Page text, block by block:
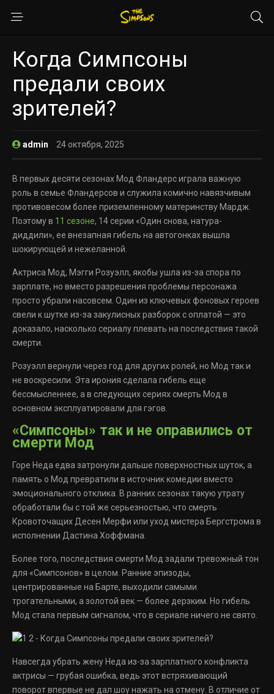
Когда Симпсоны
предали своих
зрителей?
admin 24 октября, 2025
В первых десяти сезонах Мод Фландерс играла важную
роль в семье Фландерсов и служила комично навязчивым
противовесом более приземленному материнству Мардж.
Поэтому в 11 сезоне, 14 серии «Один снова, натура-
диддили», ее внезапная гибель на автогонках вышла
шокирующей и нежеланной.
Актриса Мод, Мэгги Розуэлл, якобы ушла из-за спора по
зарплате, но вместо разрешения проблемы персонажа
просто убрали насовсем. Один из ключевых фоновых героев
свели к шутке из-за закулисных разборок с оплатой — это
доказало, насколько сериалу плевать на последствия такой
смерти.
Розуэлл вернули через год для других ролей, но Мод так и
не воскресили. Эта ирония сделала гибель еще
бессмысленнее, а в следующих сериях смерть Мод в
основном эксплуатировали для гэгов.
«Симпсоны» так и не оправились от
смерти Мод
Горе Неда едва затронули дальше поверхностных шуток, а
память о Мод превратили в источник комедии вместо
эмоционального отклика. В ранних сезонах такую утрату
обработали бы с той же серьезностью, что смерть
Кровоточащих Десен Мерфи или уход мистера Бергстрома в
исполнении Дастина Хоффмана.
Более того, последствия смерти Мод задали тревожный тон
для «Симпсонов» в целом. Ранние эпизоды,
центрированные на Барте, выходили самыми
трогательными, а золотой век — более дерзким. Но гибель
Мод стала первым сигналом, что в сериале ничего не свято.
Навсегда убрать жену Неда из-за зарплатного конфликта
актрисы — грубая ошибка, ведь этот встряхивающий
поворот впервые не дал шоу нажать на отмену. В отличие от